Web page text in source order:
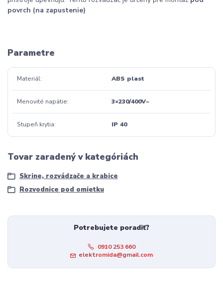
povrch (na zapustenie)
Parametre
Materiál ABS plast
Menovité napätie 3×230/400V~
Stupeň krytia IP 40
Tovar zaradený v kategóriách
Skrine, rozvádzače a krabice
Rozvodnice pod omietku
Potrebujete poradiť?
0910 253 660
elektromida@gmail.com